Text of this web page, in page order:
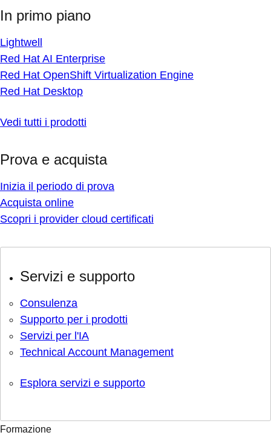
In primo piano
Lightwell
Red Hat AI Enterprise
Red Hat OpenShift Virtualization Engine
Red Hat Desktop
Vedi tutti i prodotti
Prova e acquista
Inizia il periodo di prova
Acquista online
Scopri i provider cloud certificati
Servizi e supporto
Consulenza
Supporto per i prodotti
Servizi per l'IA
Technical Account Management
Esplora servizi e supporto
Formazione